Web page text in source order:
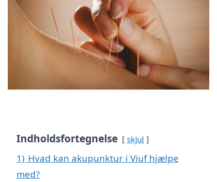
Indholdsfortegnelse skjul
1) Hvad kan akupunktur i Viuf hjælpe
med?